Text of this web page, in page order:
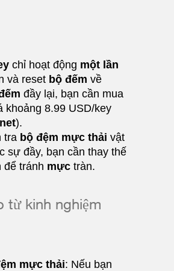
chỉ hoạt động một lần
và reset bộ đếm về
đầy lại, bạn cần mua
khoảng 8.99 USD/key
).
tra bộ đệm mực thải vật
sự đầy, bạn cần thay thế
để tránh mực tràn.
từ kinh nghiệm
mực thải: Nếu bạn